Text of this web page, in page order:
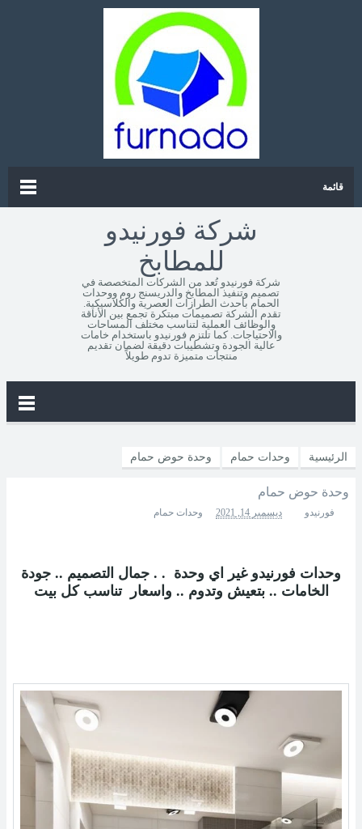
قائمة
شركة فورنيدو
للمطابخ
شركة فورنيدو تُعد من الشركات المتخصصة في
تصميم وتنفيذ المطابخ والدريسنج روم ووحدات
الحمام بأحدث الطرازات العصرية والكلاسيكية.
تقدم الشركة تصميمات مبتكرة تجمع بين الأناقة
والوظائف العملية لتناسب مختلف المساحات
والاحتياجات. كما تلتزم فورنيدو باستخدام خامات
عالية الجودة وتشطيبات دقيقة لضمان تقديم
منتجات متميزة تدوم طويلاً
الرئيسية وحدات حمام وحدة حوض حمام
وحدة حوض حمام
فورنيدو ديسمبر 14, 2021 وحدات حمام
وحدات فورنيدو غير اي وحدة .
. جمال التصميم .. جودة
الخامات .. بتعيش وتدوم .. واسعار
تناسب كل بيت